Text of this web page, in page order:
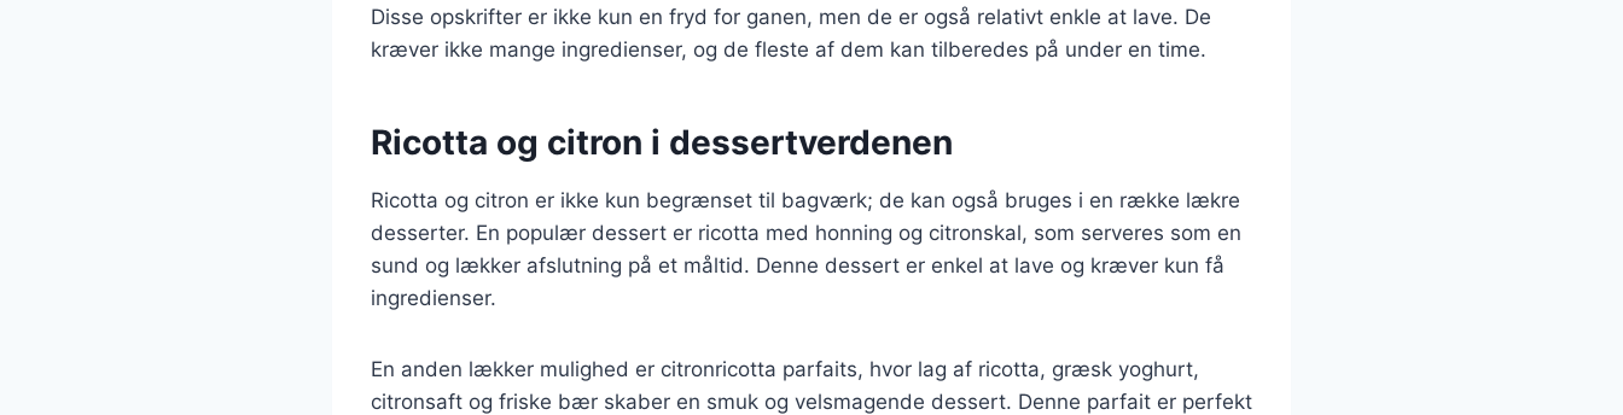
Disse opskrifter er ikke kun en fryd for ganen, men de er også relativt enkle at lave. De
kræver ikke mange ingredienser, og de fleste af dem kan tilberedes på under en time.
Ricotta og citron i dessertverdenen
Ricotta og citron er ikke kun begrænset til bagværk; de kan også bruges i en række lækre
desserter. En populær dessert er ricotta med honning og citronskal, som serveres som en
sund og lækker afslutning på et måltid. Denne dessert er enkel at lave og kræver kun få
ingredienser.
En anden lækker mulighed er citronricotta parfaits, hvor lag af ricotta, græsk yoghurt,
citronsaft og friske bær skaber en smuk og velsmagende dessert. Denne parfait er perfekt